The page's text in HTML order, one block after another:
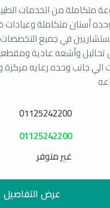
متكاملة من الخدمات
أسنان متكاملة وعيادات
في جميع التخصصات
وأشعه عادية
الي جانب وحده رعايه
01125242200
01125242200
غير متوفر
عرض التفاصيل